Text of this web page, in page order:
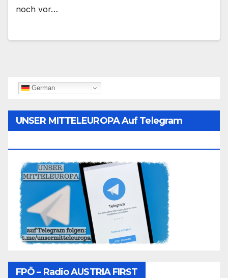
noch vor…
German
UNSER MITTELEUROPA Auf Telegram
FPÖ – Radio AUSTRIA FIRST